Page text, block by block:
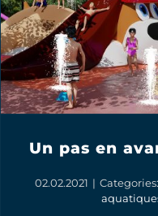
Un pas en
02.02.2021 | Categories: